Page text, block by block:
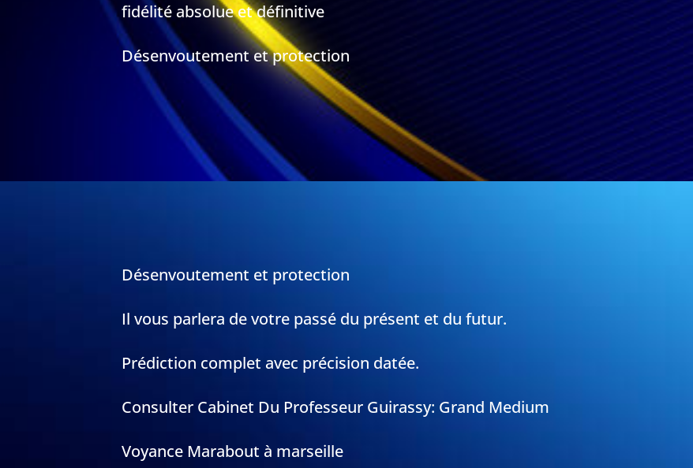
fidélité absolue et définitive
Désenvoutement et protection
Désenvoutement et protection
Il vous parlera de votre passé du présent et du futur.
Prédiction complet avec précision datée.
Consulter Cabinet Du Professeur Guirassy: Grand Medium
Voyance Marabout à marseille